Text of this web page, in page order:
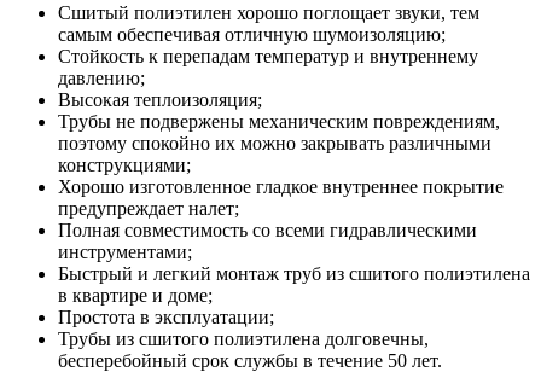
Cшитый полиэтилен хорошо поглощает звуки, тем
самым обеспечивая отличную шумоизоляцию;
Cтойкость к перепадам температур и внутреннему
давлению;
Высокая теплоизоляция;
Трубы не подвержены механическим повреждениям,
поэтому спокойно их можно закрывать различными
конструкциями;
Хорошо изготовленное гладкое внутреннее покрытие
предупреждает налет;
Полная совместимость со всеми гидравлическими
инструментами;
Быстрый и легкий монтаж труб из сшитого полиэтилена
в квартире и доме;
Простота в эксплуатации;
Трубы из сшитого полиэтилена долговечны,
бесперебойный срок службы в течение 50 лет.